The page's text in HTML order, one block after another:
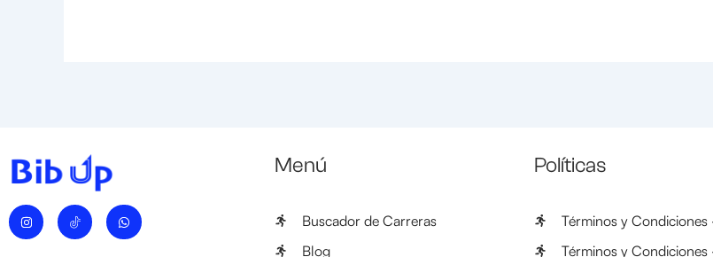
I
n
W
h
Menú
Buscador de Carreras
Blog
Políticas
Términos y Condiciones
Términos y Condiciones